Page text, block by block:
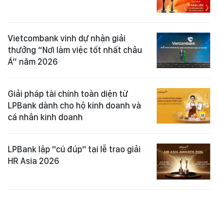
Vietcombank vinh dự nhận giải
thưởng “Nơi làm việc tốt nhất châu
Á” năm 2026
Giải pháp tài chính toàn diện từ
LPBank dành cho hộ kinh doanh và
cá nhân kinh doanh
LPBank lập "cú đúp" tại lễ trao giải
HR Asia 2026